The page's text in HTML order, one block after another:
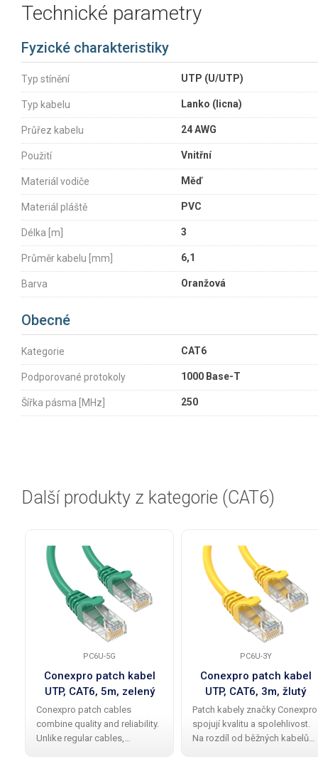
Technické parametry
Fyzické charakteristiky
Typ stínění UTP (U/UTP)
Typ kabelu Lanko (licna)
Průřez kabelu 24 AWG
Použití Vnitřní
Materiál vodiče Měď
Materiál pláště PVC
Délka [m] 3
Průměr kabelu [mm] 6,1
Barva Oranžová
Obecné
Kategorie CAT6
Podporované protokoly 1000 Base-T
Šířka pásma [MHz] 250
Další produkty z kategorie (CAT6)
PC6U-5G
Conexpro patch kabel
UTP, CAT6, 5m, zelený
Conexpro patch cables
combine quality and reliability.
Unlike regular cables,
PC6U-3Y
Conexpro patch kabel
UTP, CAT6, 3m, žlutý
Patch kabely značky Conexpro
spojují kvalitu a spolehlivost.
Na rozdíl od běžných kabelů